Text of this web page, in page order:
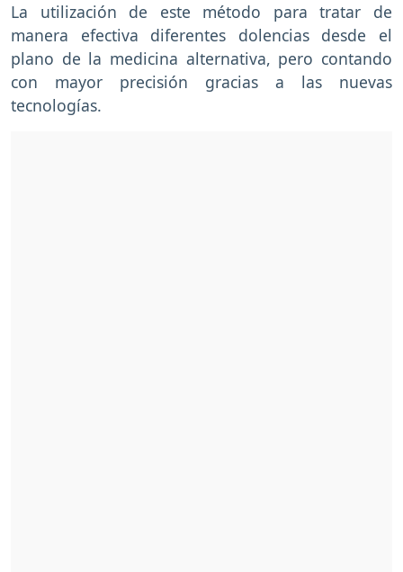
La utilización de este método para tratar de
manera efectiva diferentes dolencias desde el
plano de la medicina alternativa, pero contando
con mayor precisión gracias a las nuevas
tecnologías.